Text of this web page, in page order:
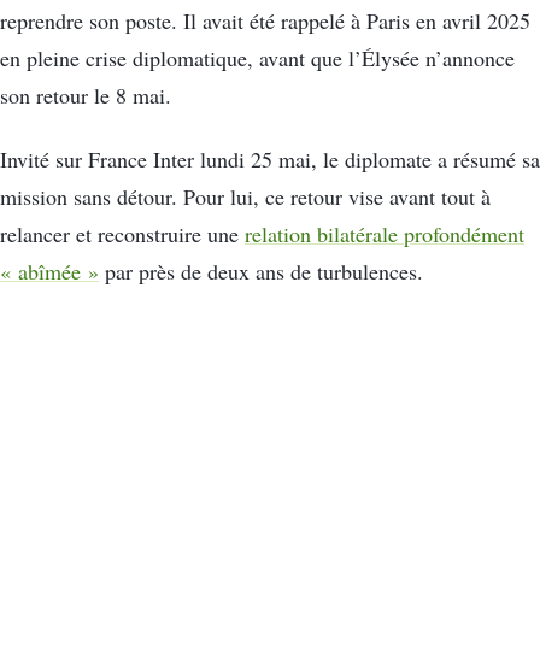
reprendre son poste. Il avait été rappelé à Paris en avril 2025
en pleine crise diplomatique, avant que l’Élysée n’annonce
son retour le 8 mai.
Invité sur France Inter lundi 25 mai, le diplomate a résumé sa
mission sans détour. Pour lui, ce retour vise avant tout à
relancer et reconstruire une relation bilatérale profondément
« abîmée » par près de deux ans de turbulences.